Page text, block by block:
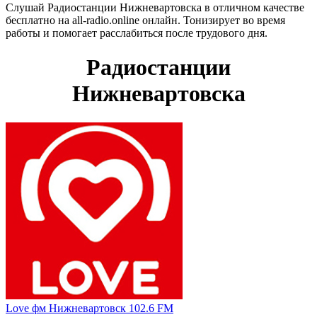
Слушай Радиостанции Нижневартовска в отличном качестве
бесплатно на all-radio.online онлайн. Тонизирует во время
работы и помогает расслабиться после трудового дня.
Радиостанции
Нижневартовска
Love фм Нижневартовск 102.6 FM